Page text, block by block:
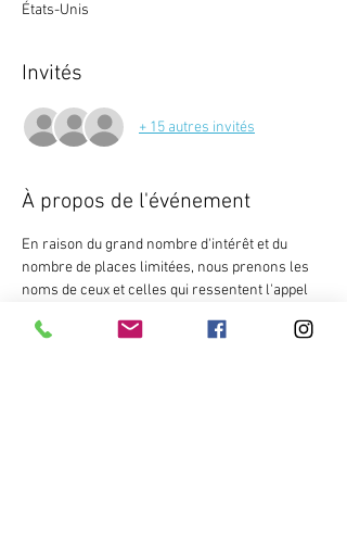
États-Unis
Invités
+ 15 autres invités
À propos de l'événement
En raison du grand nombre d'intérêt et du
nombre de places limitées, nous prenons les
noms de ceux et celles qui ressentent l'appel
complet ne sera prêt que dans quelques